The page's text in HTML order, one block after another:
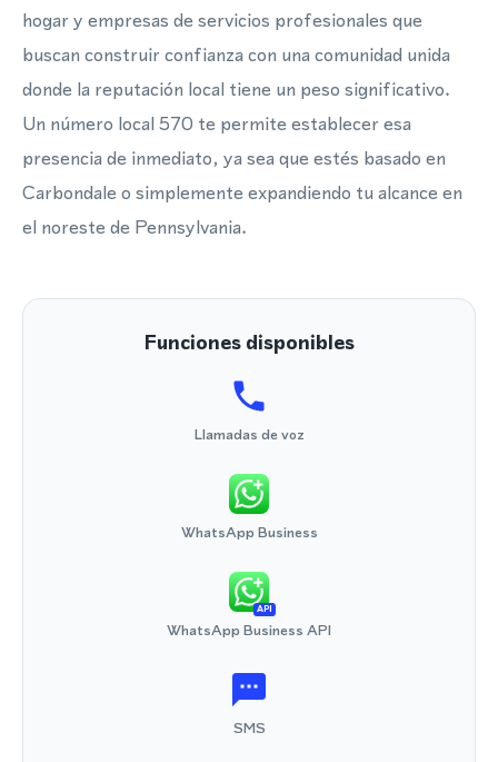
hogar y empresas de servicios profesionales que
buscan construir confianza con una comunidad unida
donde la reputación local tiene un peso significativo.
Un número local 570 te permite establecer esa
presencia de inmediato, ya sea que estés basado en
Carbondale o simplemente expandiendo tu alcance en
el noreste de Pennsylvania.
Funciones disponibles
Llamadas de voz
WhatsApp Business
API
WhatsApp Business API
SMS